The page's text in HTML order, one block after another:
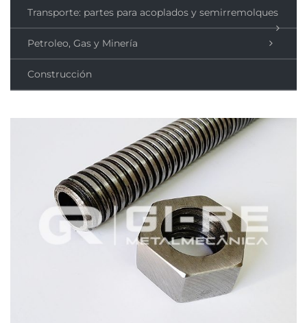
Transporte: partes para acoplados y semirremolques
Petroleo, Gas y Minería
Construcción